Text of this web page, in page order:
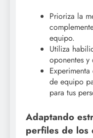
Prioriza la
equipo.
Utiliza
oponentes y
de equipo
para tus
Adaptando
perfiles de los